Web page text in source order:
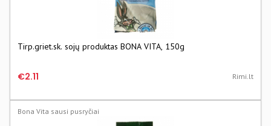
Tirp.griet.sk. sojų produktas BONA VITA, 150g
€2.11 Rimi.lt
Bona Vita sausi pusryčiai